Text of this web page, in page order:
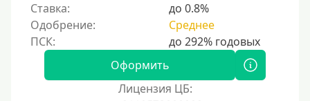
Ставка:
до 0.8%
Одобрение:
Среднее
Оформить
Лицензия ЦБ: